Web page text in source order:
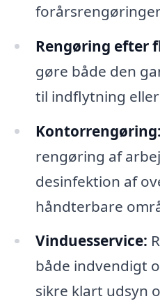
Rengøring efter
gøre både den
til indflytning
Kontorrengøring:
rengøring af
desinfektion af
håndterbare
Vinduesservice:
både indvendigt
sikre klart udsyn